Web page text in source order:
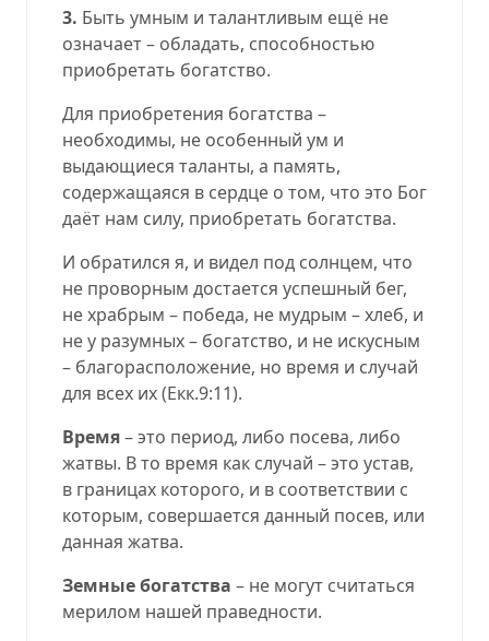
3. Быть умным и талантливым ещё не
означает – обладать, способностью
приобретать богатство.
Для приобретения богатства –
необходимы, не особенный ум и
выдающиеся таланты, а память,
содержащаяся в сердце о том, что это Бог
даёт нам силу, приобретать богатства.
И обратился я, и видел под солнцем, что
не проворным достается успешный бег,
не храбрым – победа, не мудрым – хлеб, и
не у разумных – богатство, и не искусным
– благорасположение, но время и случай
для всех их (Екк.9:11).
Время– это период, либо посева, либо
жатвы. В то время как случай – это устав,
в границах которого, и в соответствии с
которым, совершается данный посев, или
данная жатва.
Земные богатства – не могут считаться
мерилом нашей праведности.